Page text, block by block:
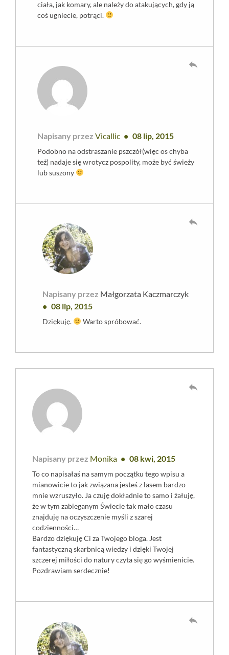
ciała, jak komary, ale należy do atakujących, gdy ją
coś ugniecie, potrąci.
Napisany przez Vicallic 08 lip, 2015
Podobno na odstraszanie pszczół(więc os chyba
też) nadaje się wrotycz pospolity, może być świeży
lub suszony
reply
Napisany przez Małgorzata Kaczmarczyk
08 lip, 2015
Dziękuję. Warto spróbować.
reply
Napisany przez Monika 08 kwi, 2015
To co napisałaś na samym początku tego wpisu a
mianowicie to jak związana jesteś z lasem bardzo
mnie wzruszyło. Ja czuję dokładnie to samo i żałuję,
że w tym zabieganym Świecie tak mało czasu
znajduję na oczyszczenie myśli z szarej
codzienności…
Bardzo dziękuję Ci za Twojego bloga. Jest
fantastyczną skarbnicą wiedzy i dzięki Twojej
szczerej miłości do natury czyta się go wyśmienicie.
Pozdrawiam serdecznie!
reply
reply